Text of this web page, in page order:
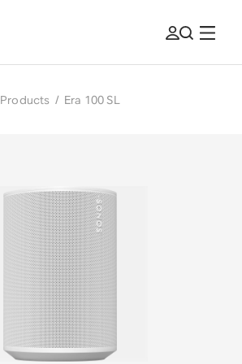
Products / Era 100 SL